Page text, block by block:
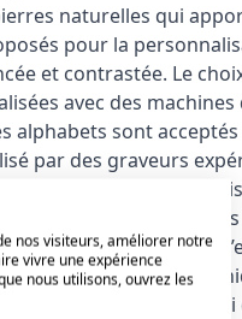
naturelles qui
pour la
et contrastée. Le
avec des
alphabets sont acceptés
par des graveurs
le texte et la police
personnalisées possibles
chaque gravure à
bracelet en un bijou
ne peuvent être
nos visiteurs, améliorer notre
vivre une expérience
nous utilisons, ouvrez les